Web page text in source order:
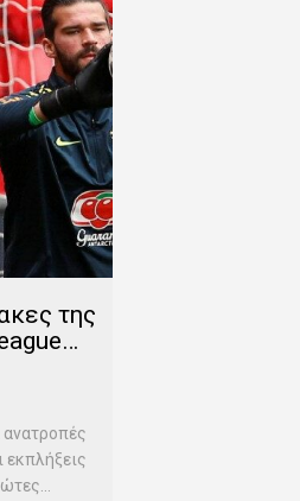
της
ανατροπές
εκπλήξεις